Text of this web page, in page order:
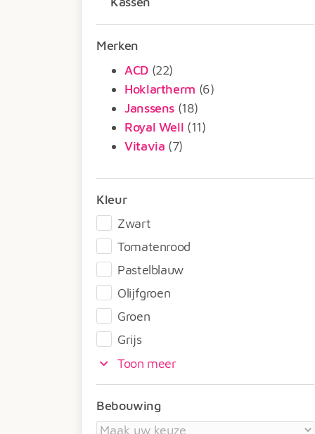
Merken
ACD (22)
Hoklartherm (6)
Janssens (18)
Royal Well (11)
Vitavia (7)
Kleur
Zwart
Tomatenrood
Pastelblauw
Olijfgroen
Groen
Grijs
Toon meer
Bebouwing